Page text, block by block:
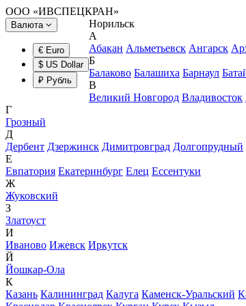
ООО «ИВСПЕЦКРАН»
Валюта
€ Euro
$ US Dollar
₽ Рубль
Норильск
А
Абакан Альметьевск Ангарск
Б
Балаково Балашиха Барнаул
В
Великий Новгород Владивосток
Г
Грозный
Д
Дербент Дзержинск Димитровград Долгопрудный
Е
Евпатория Екатеринбург Елец Ессентуки
Ж
Жуковский
З
Златоуст
И
Иваново Ижевск Иркутск
Й
Йошкар-Ола
К
Казань Калининград Калуга Каменск-Уральский